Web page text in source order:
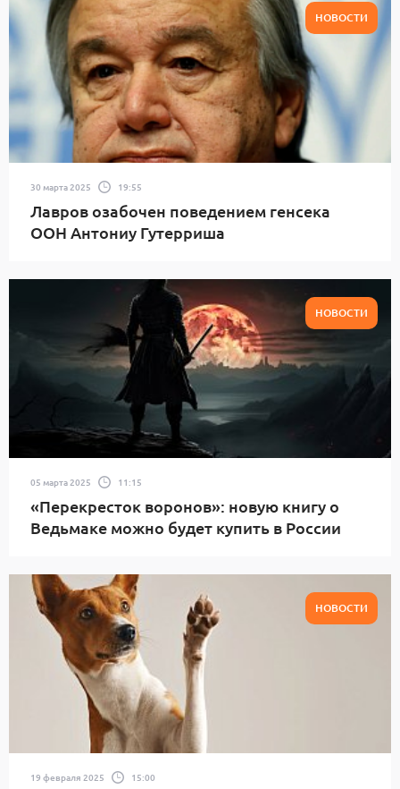
НОВОСТИ
30 марта 2025 19:55
Лавров озабочен поведением генсека
ООН Антониу Гутерриша
НОВОСТИ
05 марта 2025 11:15
«Перекресток воронов»: новую книгу о
Ведьмаке можно будет купить в России
НОВОСТИ
19 февраля 2025 15:00